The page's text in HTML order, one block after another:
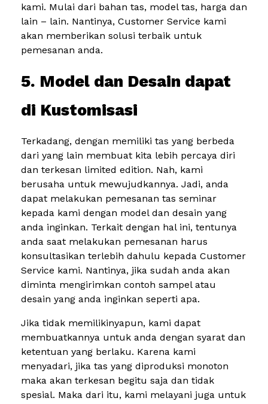
kami. Mulai dari bahan tas, model tas, harga dan
lain – lain. Nantinya, Customer Service kami
akan memberikan solusi terbaik untuk
pemesanan anda.
5. Model dan Desain dapat
di Kustomisasi
Terkadang, dengan memiliki tas yang berbeda
dari yang lain membuat kita lebih percaya diri
dan terkesan limited edition. Nah, kami
berusaha untuk mewujudkannya. Jadi, anda
dapat melakukan pemesanan tas seminar
kepada kami dengan model dan desain yang
anda inginkan. Terkait dengan hal ini, tentunya
anda saat melakukan pemesanan harus
konsultasikan terlebih dahulu kepada Customer
Service kami. Nantinya, jika sudah anda akan
diminta mengirimkan contoh sampel atau
desain yang anda inginkan seperti apa.
Jika tidak memilikinyapun, kami dapat
membuatkannya untuk anda dengan syarat dan
ketentuan yang berlaku. Karena kami
menyadari, jika tas yang diproduksi monoton
maka akan terkesan begitu saja dan tidak
spesial. Maka dari itu, kami melayani juga untuk